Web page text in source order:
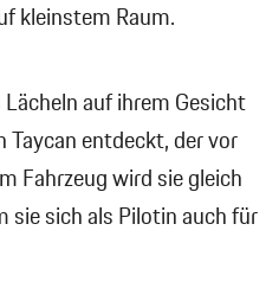
kleinstem Raum.
auf ihrem Gesicht
Taycan entdeckt, der vor
Fahrzeug wird sie gleich
sich als Pilotin auch für